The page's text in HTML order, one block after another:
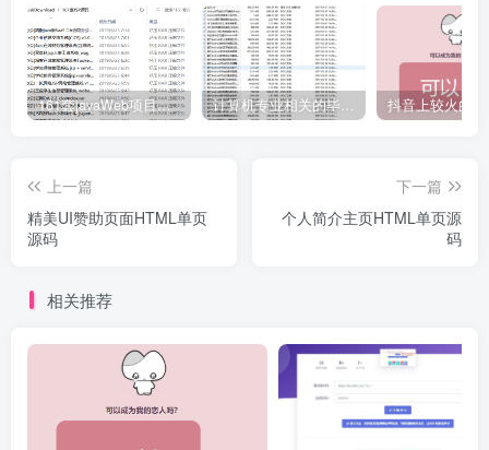
161套javaWeb项目源码免费分享 计算机专业相关的毕业设计论文合集免费下载
上一篇
精美UI赞助页面HTML单页
源码
下一篇
个人简介主页HTML单页源
码
相关推荐